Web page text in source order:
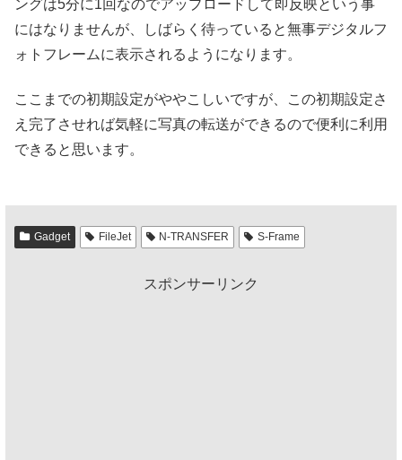
ングは5分に1回なのでアップロードして即反映という事
にはなりませんが、しばらく待っていると無事デジタルフ
ォトフレームに表示されるようになります。
ここまでの初期設定がややこしいですが、この初期設定さ
え完了させれば気軽に写真の転送ができるので便利に利用
できると思います。
Gadget FileJet N-TRANSFER S-Frame
スポンサーリンク